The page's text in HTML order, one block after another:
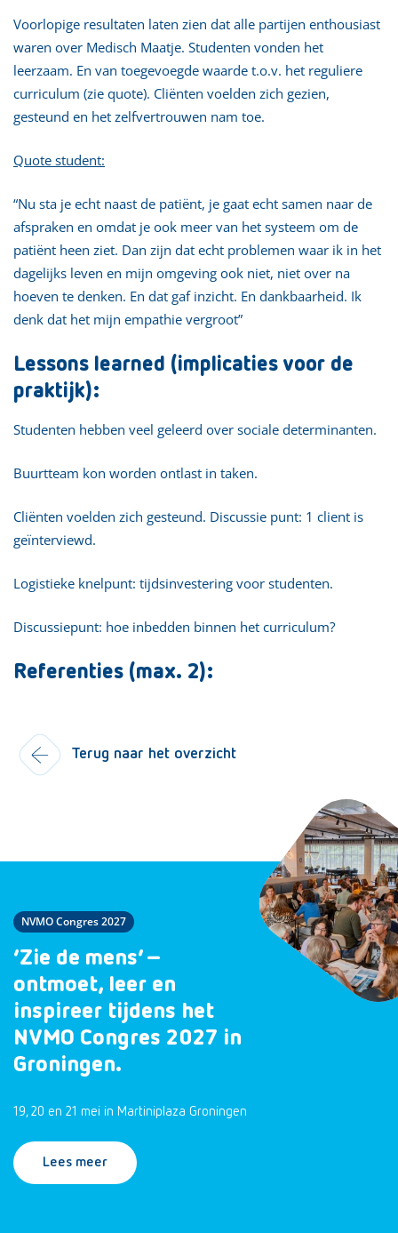
Voorlopige resultaten laten zien dat alle partijen enthousiast
waren over Medisch Maatje. Studenten vonden het
leerzaam. En van toegevoegde waarde t.o.v. het reguliere
curriculum (zie quote). Cliënten voelden zich gezien,
gesteund en het zelfvertrouwen nam toe.
Quote student:
“Nu sta je echt naast de patiënt, je gaat echt samen naar de
afspraken en omdat je ook meer van het systeem om de
patiënt heen ziet. Dan zijn dat echt problemen waar ik in het
dagelijks leven en mijn omgeving ook niet, niet over na
hoeven te denken. En dat gaf inzicht. En dankbaarheid. Ik
denk dat het mijn empathie vergroot”
Lessons learned (implicaties voor de
praktijk):
Studenten hebben veel geleerd over sociale determinanten.
Buurtteam kon worden ontlast in taken.
Cliënten voelden zich gesteund. Discussie punt: 1 client is
geïnterviewd.
Logistieke knelpunt: tijdsinvestering voor studenten.
Discussiepunt: hoe inbedden binnen het curriculum?
Referenties (max. 2):
Terug naar het overzicht
NVMO Congres 2027
‘Zie de mens’ –
ontmoet, leer en
inspireer tijdens het
NVMO Congres 2027 in
Groningen.
19, 20 en 21 mei in Martiniplaza Groningen
Lees meer